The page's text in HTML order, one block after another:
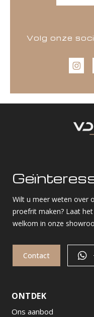
Volg onze
Wilt u meer weten over
proefrit maken? Laat
welkom in onze
Contact
ONTDEK
Ons aanbod